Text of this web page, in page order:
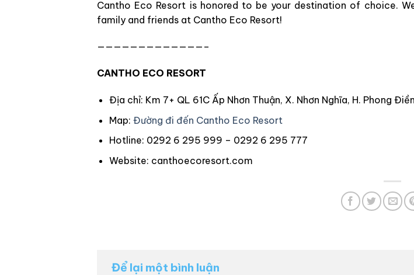
Cantho Eco Resort is honored to be your destination of choice.
family and friends at Cantho Eco Resort!
—————————————–
CANTHO ECO RESORT
Địa chỉ: Km 7+ QL 61C Ấp Nhơn Thuận, X. Nhơn Nghĩa, H. Phong
Map: Đường đi đến Cantho Eco Resort
Hotline: 0292 6 295 999 – 0292 6 295 777
Website: canthoecoresort.com
Để lại một bình luận